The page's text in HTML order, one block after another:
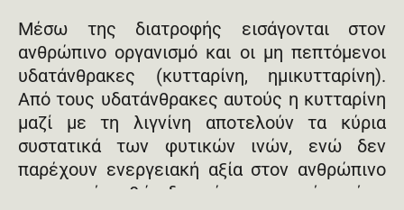
Μέσω της διατροφής εισάγονται στον
ανθρώπινο οργανισμό και οι μη πεπτόμενοι
υδατάνθρακες (κυτταρίνη, ημικυτταρίνη).
Από τους υδατάνθρακες αυτούς η κυτταρίνη
μαζί με τη λιγνίνη αποτελούν τα κύρια
συστατικά των φυτικών ινών, ενώ δεν
παρέχουν ενεργειακή αξία στον ανθρώπινο
οργανισμό, καθώς δεν πέπτονται από αυτόν.